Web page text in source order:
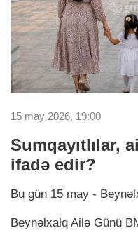
15 may 2026, 19:00
Sumqayıtlılar,
ifadə edir?
Bu gün 15 may -
Beynəlxalq Ailə Günü